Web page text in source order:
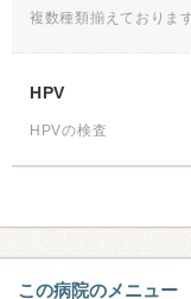
複数種類揃えております
HPV
HPVの検査
この病院のメニュー